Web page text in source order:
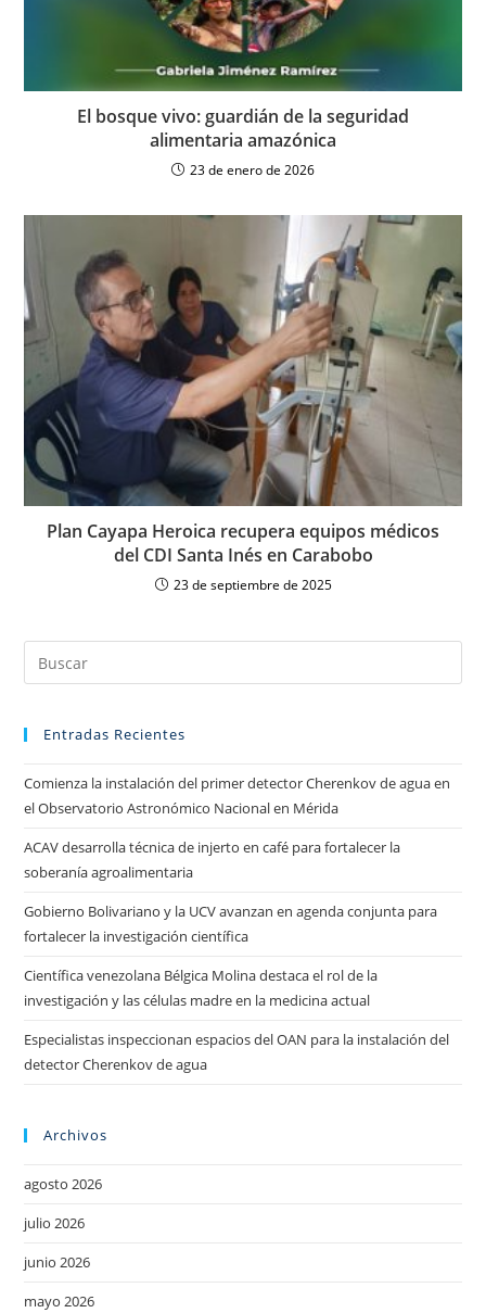
El bosque vivo: guardián de la seguridad
alimentaria amazónica
23 de enero de 2026
Plan Cayapa Heroica recupera equipos médicos
del CDI Santa Inés en Carabobo
23 de septiembre de 2025
Entradas Recientes
Comienza la instalación del primer detector Cherenkov de agua en
el Observatorio Astronómico Nacional en Mérida
ACAV desarrolla técnica de injerto en café para fortalecer la
soberanía agroalimentaria
Gobierno Bolivariano y la UCV avanzan en agenda conjunta para
fortalecer la investigación científica
Científica venezolana Bélgica Molina destaca el rol de la
investigación y las células madre en la medicina actual
Especialistas inspeccionan espacios del OAN para la instalación del
detector Cherenkov de agua
Archivos
agosto 2026
julio 2026
junio 2026
mayo 2026